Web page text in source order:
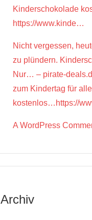
Kinderschokolade
https://www.kinde…
Nicht vergessen,
zu plündern.
Nur… – pirate-
zum Kindertag für
kostenlos…https://
A WordPress
Archiv